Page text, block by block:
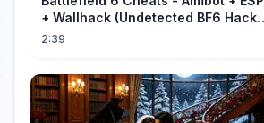
+ Wallhack (Undetected BF6 Hack
2026)
2:39